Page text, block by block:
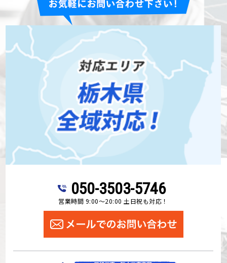
050-3503-5746
営業時間 9:00～20:00 土日祝も対応！